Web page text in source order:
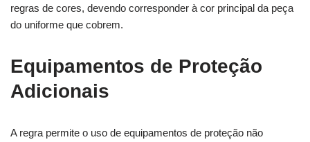
regras de cores, devendo corresponder à cor principal da peça
do uniforme que cobrem.
Equipamentos de Proteção
Adicionais
A regra permite o uso de equipamentos de proteção não